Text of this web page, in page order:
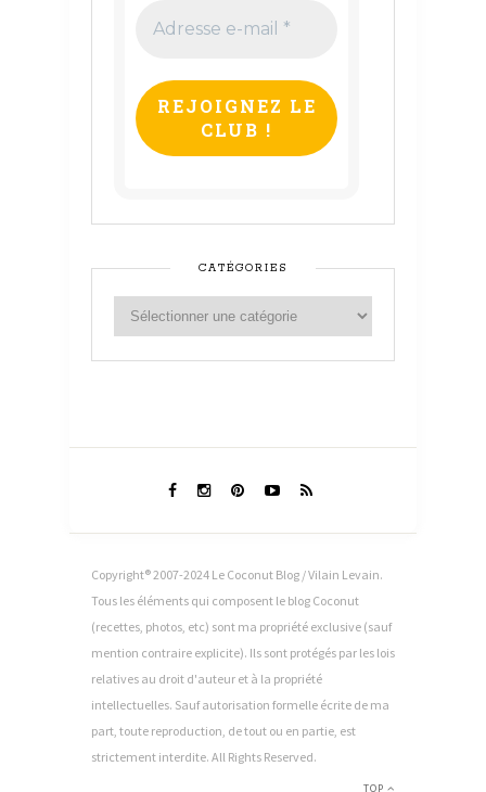
e-
*
CATÉGORIES
Copyright® 2007-2024 Le Coconut Blog / Vilain Levain.
Tous les éléments qui composent le blog Coconut
(recettes, photos, etc) sont ma propriété exclusive (sauf
mention contraire explicite). Ils sont protégés par les lois
relatives au droit d'auteur et à la propriété
intellectuelles. Sauf autorisation formelle écrite de ma
part, toute reproduction, de tout ou en partie, est
strictement interdite. All Rights Reserved.
TOP